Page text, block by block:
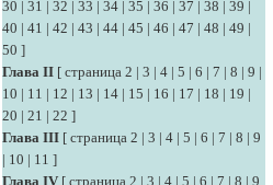
30 | 31 | 32 | 33 | 34 | 35 | 36 | 37 | 38 | 39 |
40 | 41 | 42 | 43 | 44 | 45 | 46 | 47 | 48 | 49 |
50 ]
Глава II [ страница 2 | 3 | 4 | 5 | 6 | 7 | 8 | 9 |
10 | 11 | 12 | 13 | 14 | 15 | 16 | 17 | 18 | 19 |
20 | 21 | 22 ]
Глава III [ страница 2 | 3 | 4 | 5 | 6 | 7 | 8 | 9
| 10 | 11 ]
Глава IV [ страница 2 | 3 | 4 | 5 | 6 | 7 | 8 | 9